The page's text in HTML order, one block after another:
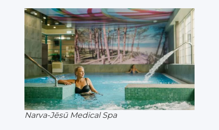
Narva-Jēsū Medical Spa